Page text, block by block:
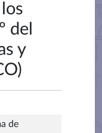
del
y
de